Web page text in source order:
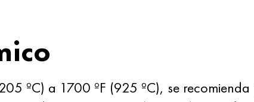
ºC) a 1700 ºF (925 ºC), se